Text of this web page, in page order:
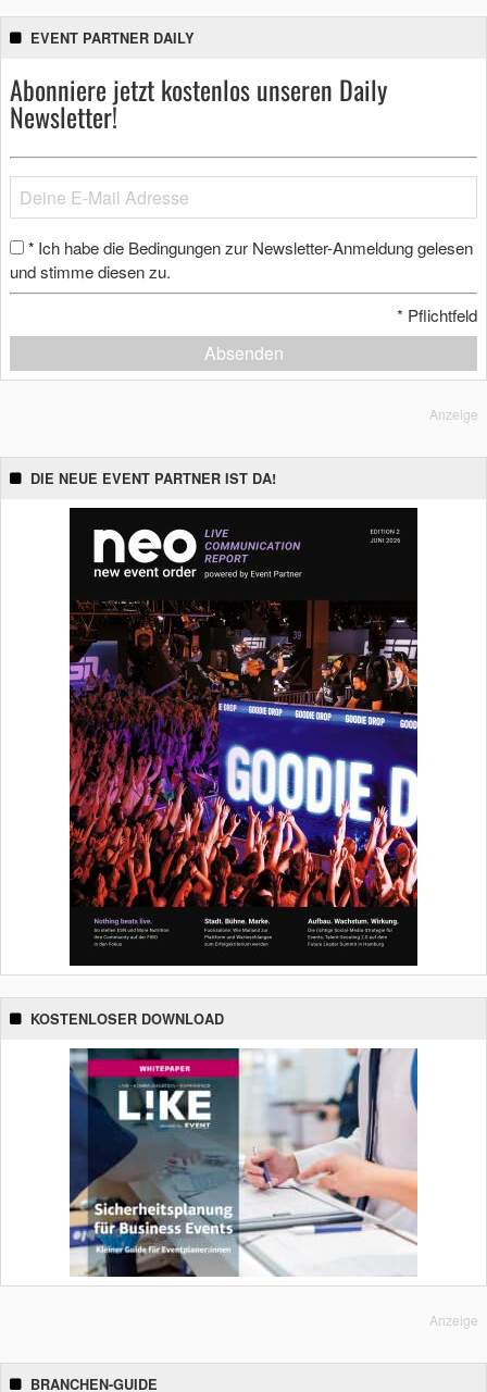
EVENT PARTNER DAILY
Abonniere jetzt kostenlos unseren Daily
Newsletter!
* Ich habe die Bedingungen zur Newsletter-Anmeldung gelesen
und stimme diesen zu.
* Pflichtfeld
Absenden
Anzeige
DIE NEUE EVENT PARTNER IST DA!
KOSTENLOSER DOWNLOAD
Anzeige
BRANCHEN-GUIDE